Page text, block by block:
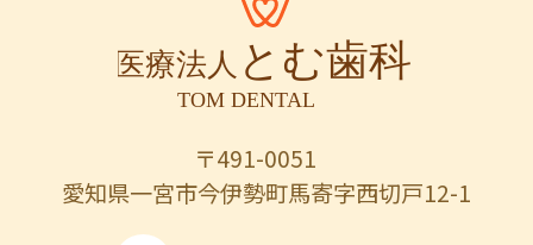
〒491-0051
愛知県一宮市今伊勢町馬寄字西切戸12-1